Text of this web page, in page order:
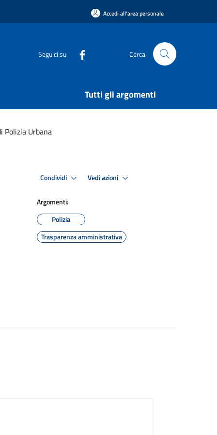
Accedi all'area personale
Seguici su Cerca
Tutti gli argomenti
Polizia Urbana
Condividi Vedi azioni
Argomenti:
Polizia
Trasparenza amministrativa